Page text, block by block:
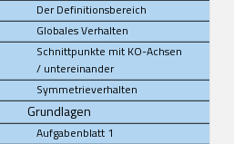
Der Definitionsbereich
Globales Verhalten
Schnittpunkte mit KO-Achsen
/ untereinander
Symmetrieverhalten
Grundlagen
Aufgabenblatt 1